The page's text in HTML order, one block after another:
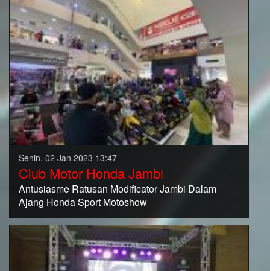
Senin, 02 Jan 2023 13:47
Club Motor Honda Jambi
Antusiasme Ratusan Modificator Jambi Dalam
Ajang Honda Sport Motoshow